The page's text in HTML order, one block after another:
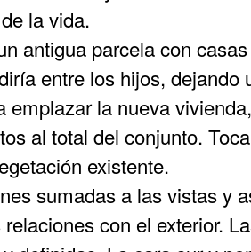
la vida.
antigua parcela con
entre los hijos, dejando
emplazar la nueva
al total del conjunto.
existente.
sumadas a las vistas y
con el exterior.